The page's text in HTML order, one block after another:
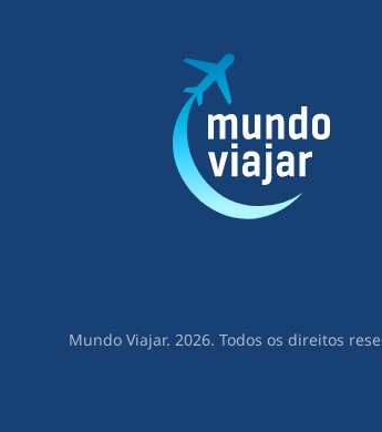
Mundo Viajar. 2026. Todos os direitos